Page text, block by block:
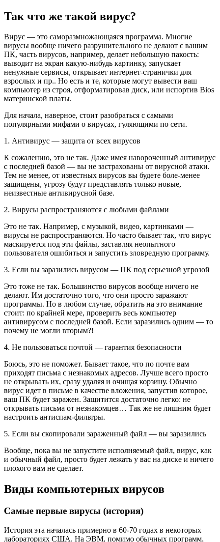
Так что же такой вирус?
Вирус — это саморазмножающаяся программа. Многие
вирусы вообще ничего разрушительного не делают с вашим
ПК, часть вирусов, например, делает небольшую пакость:
выводит на экран какую-нибудь картинку, запускает
ненужные сервисы, открывает интернет-странички для
взрослых и пр.. Но есть и те, которые могут вывести ваш
компьютер из строя, отформатировав диск, или испортив Bios
материнской платы.
Для начала, наверное, стоит разобраться с самыми
популярными мифами о вирусах, гуляющими по сети.
1. Антивирус — защита от всех вирусов
К сожалению, это не так. Даже имея навороченный антивирус
с последней базой — вы не застрахованы от вирусной атаки.
Тем не менее, от известных вирусов вы будете боле-менее
защищены, угрозу будут представлять только новые,
неизвестные антивирусной базе.
2. Вирусы распространяются с любыми файлами
Это не так. Например, с музыкой, видео, картинками —
вирусы не распространяются. Но часто бывает так, что вирус
маскируется под эти файлы, заставляя неопытного
пользователя ошибиться и запустить зловредную программу.
3. Если вы заразились вирусом — ПК под серьезной угрозой
Это тоже не так. Большинство вирусов вообще ничего не
делают. Им достаточно того, что они просто заражают
программы. Но в любом случае, обратить на это внимание
стоит: по крайней мере, проверить весь компьютер
антивирусом с последней базой. Если заразились одним — то
почему не могли вторым?!
4. Не пользоваться почтой — гарантия безопасности
Боюсь, это не поможет. Бывает такое, что по почте вам
приходят письма с незнакомых адресов. Лучше всего просто
не открывать их, сразу удаляя и очищая корзину. Обычно
вирус идет в письме в качестве вложения, запустив которое,
ваш ПК будет заражен. Защитится достаточно легко: не
открывать письма от незнакомцев… Так же не лишним будет
настроить антиспам-фильтры.
5. Если вы скопировали зараженный файл — вы заразились
Вообще, пока вы не запустите исполняемый файл, вирус, как
и обычный файл, просто будет лежать у вас на диске и ничего
плохого вам не сделает.
Виды компьютерных вирусов
Самые первые вирусы (история)
История эта началась примерно в 60-70 годах в некоторых
лабораториях США. На ЭВМ, помимо обычных программ,